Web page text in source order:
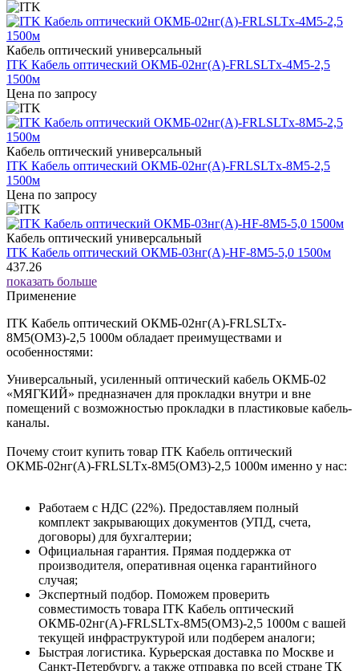
Кабель оптический универсальный
ITK Кабель оптический ОКМБ-02нг(А)-FRLSLTx-4М5-2,5
1500м
Цена по запросу
Кабель оптический универсальный
ITK Кабель оптический ОКМБ-02нг(А)-FRLSLTx-8М5-2,5
1500м
Цена по запросу
Кабель оптический универсальный
ITK Кабель оптический ОКМБ-03нг(А)-HF-8М5-5,0 1500м
437.26
показать больше
Применение
ITK Кабель оптический ОКМБ-02нг(А)-FRLSLTx-
8М5(OM3)-2,5 1000м обладает преимуществами и
особенностями:
Универсальный, усиленный оптический кабель ОКМБ-02
«МЯГКИЙ» предназначен для прокладки внутри и вне
помещений с возможностью прокладки в пластиковые кабель-
каналы.
Почему стоит купить товар ITK Кабель оптический
ОКМБ-02нг(А)-FRLSLTx-8М5(OM3)-2,5 1000м именно у нас:
Работаем с НДС (22%). Предоставляем полный
комплект закрывающих документов (УПД, счета,
договоры) для бухгалтерии;
Официальная гарантия. Прямая поддержка от
производителя, оперативная оценка гарантийного
случая;
Экспертный подбор. Поможем проверить
совместимость товара ITK Кабель оптический
ОКМБ-02нг(А)-FRLSLTx-8М5(OM3)-2,5 1000м с вашей
текущей инфраструктурой или подберем аналоги;
Быстрая логистика. Курьерская доставка по Москве и
Санкт-Петербургу, а также отправка по всей стране ТК